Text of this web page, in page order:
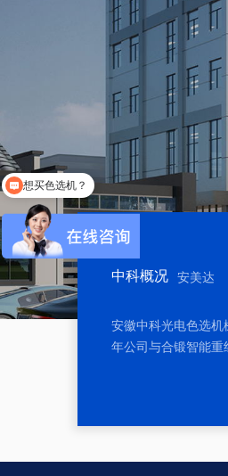
中科概况 安美达
安徽中科光电色选
年公司与合锻智能重
可以介绍下你们的产品么
想买色选机？